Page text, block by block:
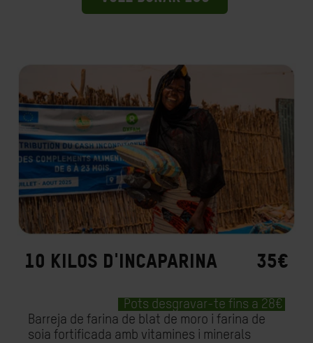
10 KILOS D'INCAPARINA 35€
Pots desgravar-te fins a 28€
Barreja de farina de blat de moro i farina de
soia fortificada amb vitamines i minerals